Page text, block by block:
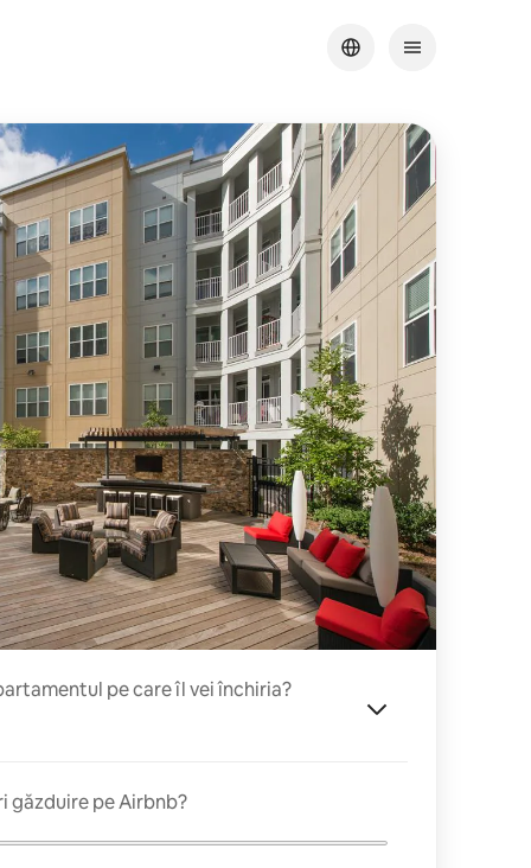
pe care îl vei închiria?
găzduire pe Airbnb?